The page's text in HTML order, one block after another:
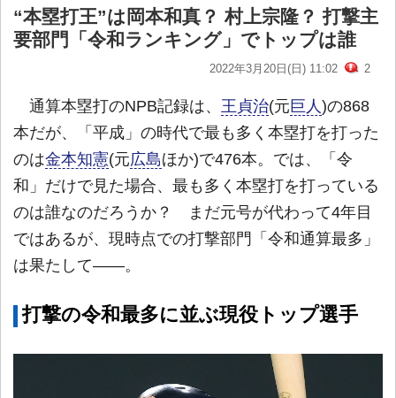
“本塁打王”は岡本和真？ 村上宗隆？ 打撃主
要部門「令和ランキング」でトップは誰
2022年3月20日(日) 11:02 2
通算本塁打のNPB記録は、 王貞治(元巨人 )の868
本だが、「平成」の時代で最も多く本塁打を打った
のは金本知憲(元広島ほか)で476本。では、「令
和」だけで見た場合、最も多く本塁打を打っている
のは誰なのだろうか？ まだ元号が代わって4年目
ではあるが、現時点での打撃部門「令和通算最多」
は果たして――。
打撃の令和最多に並ぶ現役トップ選手